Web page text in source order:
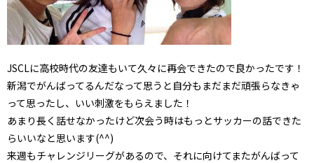
JSCLに高校時代の友達もいて久々に再会できたので良かったです！
新潟でがんばってるんだなって思うと自分もまだまだ頑張らなきゃ
って思ったし、いい刺激をもらえました！
あまり長く話せなかったけど次会う時はもっとサッカーの話できた
らいいなと思います(^^)
来週もチャレンジリーグがあるので、それに向けてまたがんばって